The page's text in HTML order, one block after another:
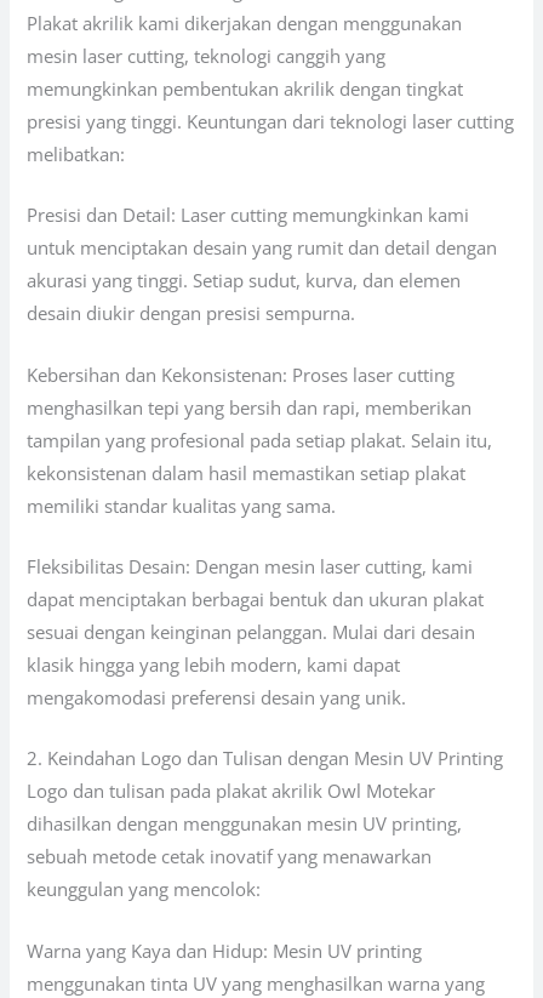
Plakat akrilik kami dikerjakan dengan menggunakan
mesin laser cutting, teknologi canggih yang
memungkinkan pembentukan akrilik dengan tingkat
presisi yang tinggi. Keuntungan dari teknologi laser cutting
melibatkan:
Presisi dan Detail: Laser cutting memungkinkan kami
untuk menciptakan desain yang rumit dan detail dengan
akurasi yang tinggi. Setiap sudut, kurva, dan elemen
desain diukir dengan presisi sempurna.
Kebersihan dan Kekonsistenan: Proses laser cutting
menghasilkan tepi yang bersih dan rapi, memberikan
tampilan yang profesional pada setiap plakat. Selain itu,
kekonsistenan dalam hasil memastikan setiap plakat
memiliki standar kualitas yang sama.
Fleksibilitas Desain: Dengan mesin laser cutting, kami
dapat menciptakan berbagai bentuk dan ukuran plakat
sesuai dengan keinginan pelanggan. Mulai dari desain
klasik hingga yang lebih modern, kami dapat
mengakomodasi preferensi desain yang unik.
2. Keindahan Logo dan Tulisan dengan Mesin UV Printing
Logo dan tulisan pada plakat akrilik Owl Motekar
dihasilkan dengan menggunakan mesin UV printing,
sebuah metode cetak inovatif yang menawarkan
keunggulan yang mencolok:
Warna yang Kaya dan Hidup: Mesin UV printing
menggunakan tinta UV yang menghasilkan warna yang